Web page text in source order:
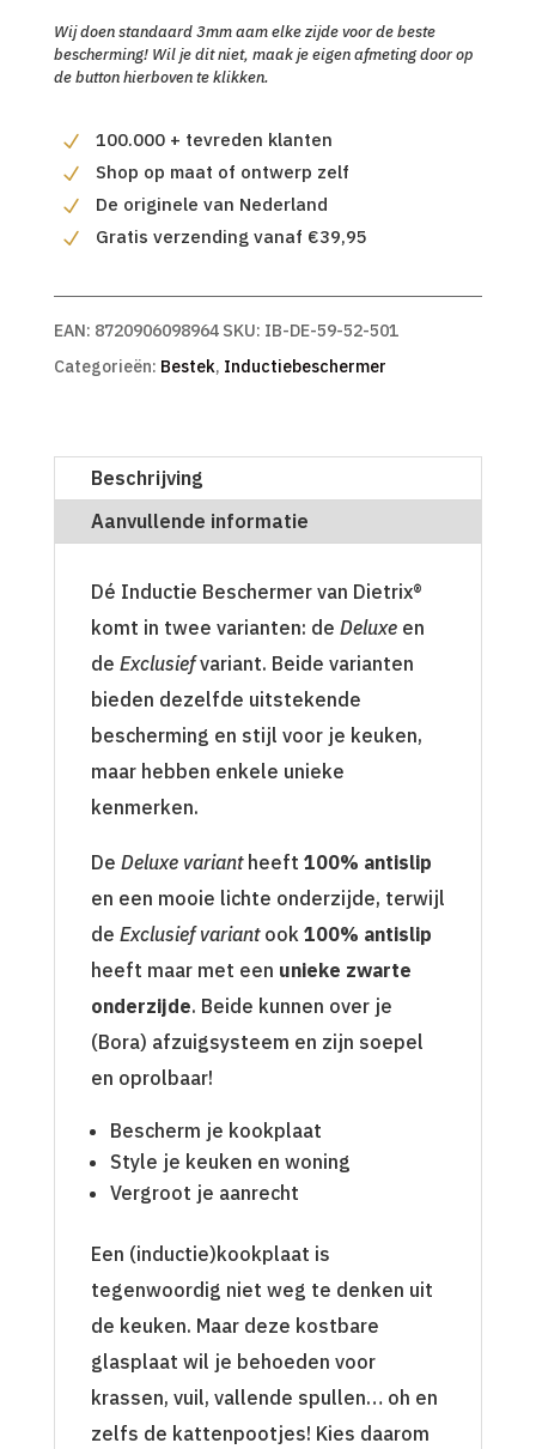
Wij doen standaard 3mm aam elke zijde voor de beste
bescherming! Wil je dit niet, maak je eigen afmeting door op
de button hierboven te klikken.
100.000 + tevreden klanten
Shop op maat of ontwerp zelf
De originele van Nederland
Gratis verzending vanaf €39,95
EAN: 8720906098964 SKU: IB-DE-59-52-501
Categorieën: Bestek, Inductiebeschermer
Beschrijving
Aanvullende informatie
Dé Inductie Beschermer van Dietrix®
komt in twee varianten: de Deluxeen
de Exclusiefvariant. Beide varianten
bieden dezelfde uitstekende
bescherming en stijl voor je keuken,
maar hebben enkele unieke
kenmerken.
De Deluxe variantheeft 100% antislip
en een mooie lichte onderzijde, terwijl
de Exclusief variantook 100% antislip
heeft maar met een unieke zwarte
onderzijde. Beide kunnen over je
(Bora) afzuigsysteem en zijn soepel
en oprolbaar!
Bescherm je kookplaat
Style je keuken en woning
Vergroot je aanrecht
Een (inductie)kookplaat is
tegenwoordig niet weg te denken uit
de keuken. Maar deze kostbare
glasplaat wil je behoeden voor
krassen, vuil, vallende spullen… oh en
zelfs de kattenpootjes! Kies daarom